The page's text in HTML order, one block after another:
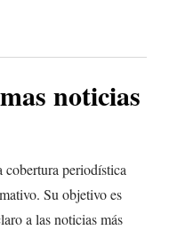
noticias
cobertura periodística
Su objetivo es
a las noticias más